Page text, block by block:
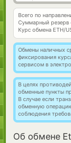
Всего по
Суммарный резерв
Курс обмена ETH/
Обмены наличных
фиксирования
сервисом в
В целях
обменные пункты
В случае если
обменную
соблюдения
Об обмене